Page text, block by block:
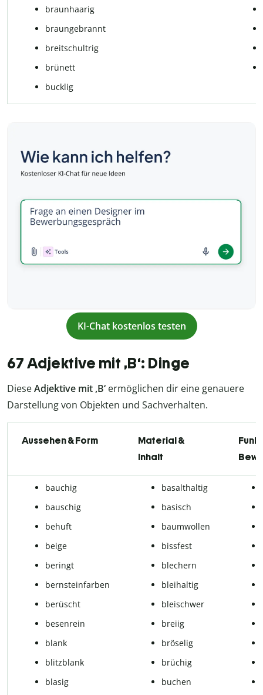
braunhaarig
braungebrannt
breitschultrig
brünett
bucklig
KI-Chat kostenlos testen
67 Adjektive mit ,B‘: Dinge
DieseAdjektive mit ,B‘ ermöglichen dir eine genauere
Darstellung von Objekten und Sachverhalten.
Aussehen & Form
Material &
Inhalt
bauchig
bauschig
behuft
beige
beringt
bernsteinfarben
berüscht
besenrein
blank
blitzblank
blasig
basalthaltig
basisch
baumwollen
bissfest
blechern
bleihaltig
bleischwer
breiig
bröselig
brüchig
buchen